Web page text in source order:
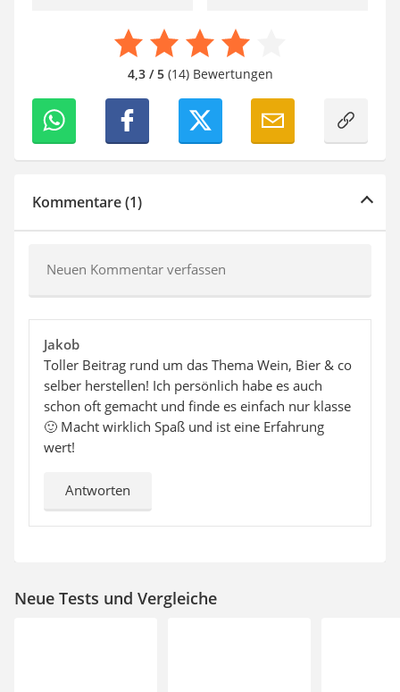
4,3 / 5(14) Bewertungen
Kommentare (1)
Neuen Kommentar verfassen
Jakob
Toller Beitrag rund um das Thema Wein, Bier & co
selber herstellen! Ich persönlich habe es auch
schon oft gemacht und finde es einfach nur klasse
🙂 Macht wirklich Spaß und ist eine Erfahrung
wert!
Antworten
Neue Tests und Vergleiche